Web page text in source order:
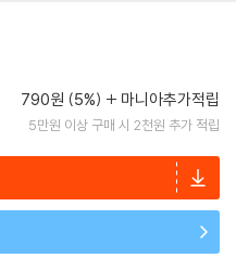
790원 (5%) 마니아추가적립
5만원 이상 구매 시 2천원 추가 적립